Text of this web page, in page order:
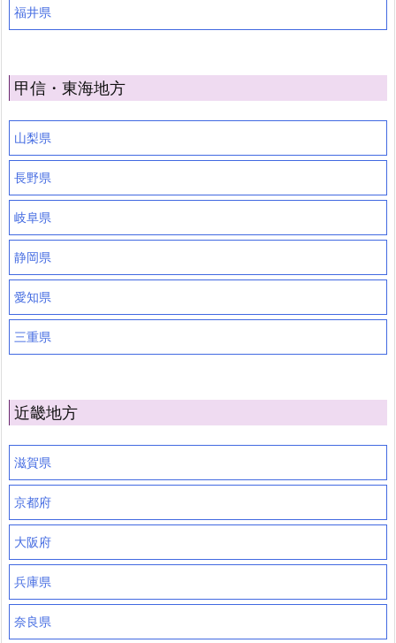
福井県
甲信・東海地方
山梨県
長野県
岐阜県
静岡県
愛知県
三重県
近畿地方
滋賀県
京都府
大阪府
兵庫県
奈良県